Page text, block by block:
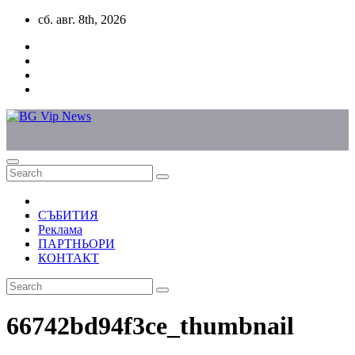
Skip
content
сб. авг. 8th, 2026
СЪБИТИЯ
Реклама
ПАРТНЬОРИ
КОНТАКТ
66742bd94f3ce_thumbnail